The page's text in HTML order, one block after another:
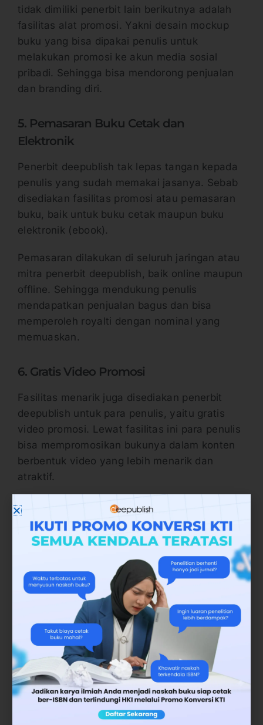
tidak dimiliki penerbit lain berikutnya adalah
fasilitas alat promosi. Yakni desain mockup
buku yang bisa dipakai penulis untuk
melakukan promosi ke akun media sosial
pribadi. Sehingga bisa mendorong penjualan
dan branding diri.
5. Pemasaran Buku Cetak dan
Elektronik
Penerbit deepublish tak lepas tangan kepada
penulis yang sudah memakai jasanya. Sebab
disediakan fasilitas promosi atau pemasaran
buku, baik untuk buku cetak maupun buku
elektronik (ebook).
Pemasaran dilakukan di seluruh jaringan atau
mitra penerbit deepublish, baik online maupun
offline. Sehingga mendukung penulis
mendapatkan penjualan bagus dan bisa
memperoleh royalti dengan nominal yang
memuaskan.
6. Gratis Video Promosi
Fasilitas menarik juga disediakan penerbit
deepublish untuk para penulis, yaitu gratis
video promosi. Lewat fasilitas ini para penulis
bisa mempromosikan bukunya dalam konten
berbentuk video yang lebih menarik dan
atraktif.
7. Gratis Pengurusan HAKI
Penulis yang menggunakan jasa penerbit
gratis pengurusan HAKI. Sehingga menjadi
salah satu fasilitas unggulan deepublish yang
tidak dimiliki penerbit lain yang bisa
diandalkan agar karya yang dimiliki mendapat
perlindungan hukum.
8. Diiklankan di Google Ads
Fasilitas unggulan berikutnya yang disediakan
penerbit deepublish adalah fasilitas iklan ke